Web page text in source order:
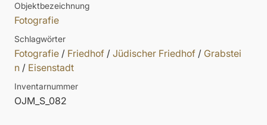
Objektbezeichnung
Fotografie
Schlagwörter
Fotografie / Friedhof / Jüdischer Friedhof / Grabstei
n / Eisenstadt
Inventarnummer
OJM_S_082